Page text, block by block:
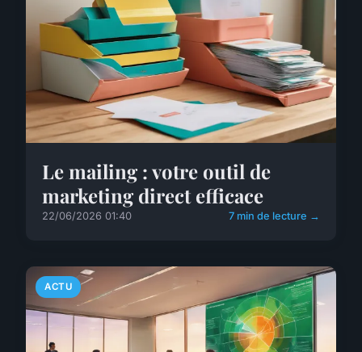
Le mailing : votre outil de
marketing direct efficace
22/06/2026 01:40 7 min de lecture →
ACTU